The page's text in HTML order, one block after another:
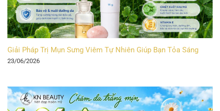
Giải Pháp Trị Mụn Sưng Viêm Tự Nhiên Giúp Bạn Tỏa Sáng
23/06/2026